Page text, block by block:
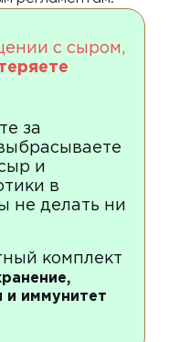
с сыром,
за
и
в
не делать ни
комплект
иммунитет